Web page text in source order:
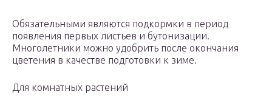
Обязательными являются подкормки в период
появления первых листьев и бутонизации.
Многолетники можно удобрить после окончания
цветения в качестве подготовки к зиме.
Для комнатных растений